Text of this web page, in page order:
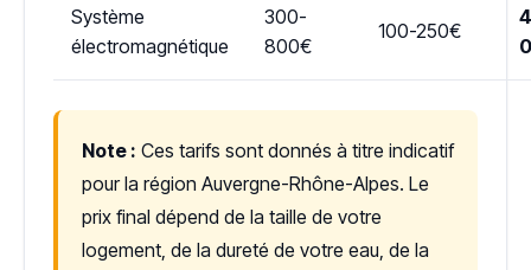
Système
électromagnétique
300-
800€
100-250€
Note : Ces tarifs sont donnés à titre indicatif
pour la région Auvergne-Rhône-Alpes. Le
prix final dépend de la taille de votre
logement, de la dureté de votre eau, de la